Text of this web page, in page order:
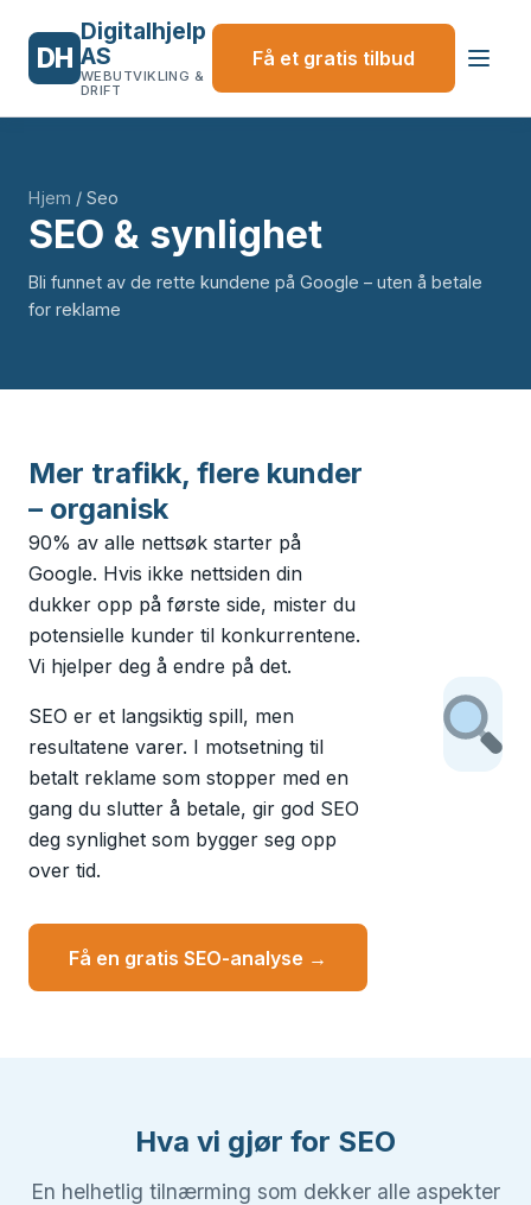
DH
Digitalhjelp
AS
WEBUTVIKLING &
DRIFT
Få et gratis tilbud
Hjem / Seo
SEO & synlighet
Bli funnet av de rette kundene på Google – uten å betale
for reklame
Mer trafikk, flere kunder
– organisk
90% av alle nettsøk starter på
Google. Hvis ikke nettsiden din
dukker opp på første side, mister du
potensielle kunder til konkurrentene.
Vi hjelper deg å endre på det.
SEO er et langsiktig spill, men
resultatene varer. I motsetning til
betalt reklame som stopper med en
gang du slutter å betale, gir god SEO
deg synlighet som bygger seg opp
over tid.
Få en gratis SEO-analyse →
Hva vi gjør for SEO
En helhetlig tilnærming som dekker alle aspekter